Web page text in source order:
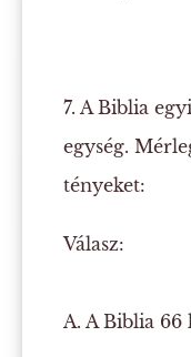
7. A Biblia
egység.
tényeket:
Válasz:
A. A Biblia 66